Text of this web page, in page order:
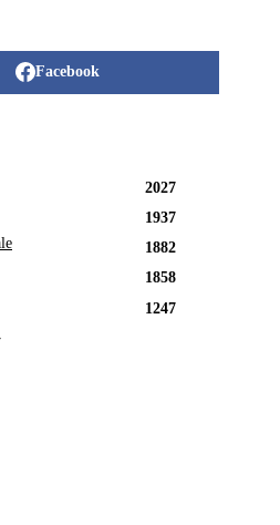
Facebook
2027
1937
1882
1858
1247